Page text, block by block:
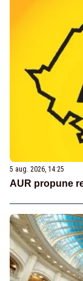
5 aug. 2026, 14:25
AUR propune